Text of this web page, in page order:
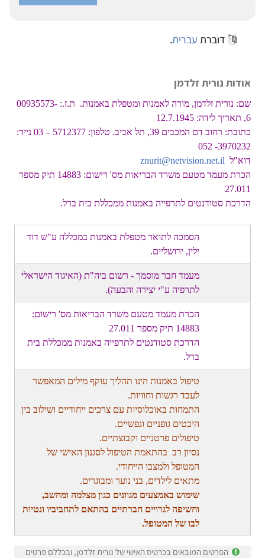
דוברת עברית.
אודות נורית זלדמן
שם: נורית זלדמן, מורה לאמנות ומטפלת באמנות. ת.ז.: 00935573-
6, תאריך לידה: 12.7.1945
כתובת: רחוב דם המכבים 39, תל אביב. טלפון: 5712377 – 03 נייד:
3970232- 052
דוא"ל znurit@netvision.net.il
הכרת מעמד מטעם משרד הבריאות מס' רישום: 14883 תיק מספר
27.011
הדרכת סטודנטים לתרפייה באמנות ממכללת בית ברל.
הסמכה לתואר מטפלת באמנות במכללה ע"ש דוד
ילין, ירושליים.
מעמד חבר מוסמך - רשום ביה"ת (האיגוד הישראלי
לתרפיה ע"י יצירה והבעה).
הכרת מעמד מטעם משרד הבריאות מס' רישום:
14883 תיק מספר 27.011
הדרכת סטודנטים לתרפייה באמנות ממכללת בית
ברל.
טיפול באמנות הינו תהליך עוקף מילים המאפשר
לעבד רגשות וחוויות.
התמחות באוכלוסיות עם צרכים ייחודיים ושילוב בין
היבטים גופניים ונפשיים.
טיפולים פרטניים וקבוצתיים.
נסיון רב בהתאמת הטיפול לסגנון האישי של
המטופל ולמצבו הייחודי.
מתאים לילדים, בני נוער ומבוגרים.
שימוש באמצעים מגוונים כגון מצלמה ומחשב,
וחשיפה לגרויים חברתיים בהתאם לתחביביו ונטיות
לבו של המטופל.
הפרטים המובאים בכרטיס האישי של נורית זלדמן, ובכללם פרטים